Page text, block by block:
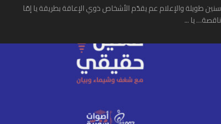
سنين طويلة والإعلام عم يقدّم الأشخاص ذوي الإعاقة بطريقة يا إمّا
ناقصة… يا ...